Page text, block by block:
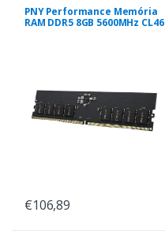
PNY Performance Memória
RAM DDR5 8GB 5600MHz CL46
€106,89